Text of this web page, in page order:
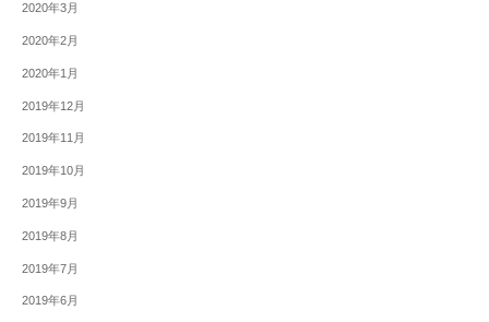
2020年3月
2020年2月
2020年1月
2019年12月
2019年11月
2019年10月
2019年9月
2019年8月
2019年7月
2019年6月